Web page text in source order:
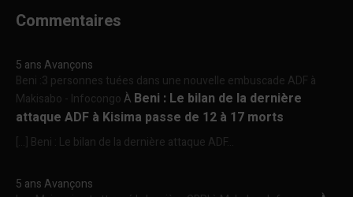
Commentaires
5 ans Avançons
Beni :3 personnes tuées dans une nouvelle embuscade ADF à
Makisabo - InfocongoÀ Beni : Le bilan de la dernière
attaque ADF à Kisima passe de 12 à 17 morts
[…] Beni : Le bilan de la dernière attaque ADF...
5 ans Avançons